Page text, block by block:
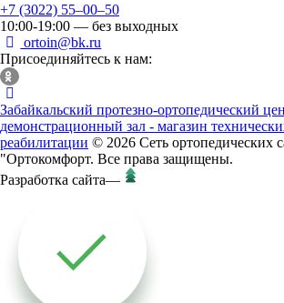
+7 (3022) 55‒00‒50
10:00-19:00 — без выходных
ortoin@bk.ru
Присоединяйтесь к нам:
Забайкальский протезно-ортопедический
демонстрационный зал - магазин
реабилитации © 2026 Сеть ортопедических
"Ортокомфорт. Все права защищены.
Разработка сайта—